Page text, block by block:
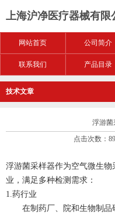
上海沪净医疗器械有限
网站首页 公司简介
联系我们 产品目录
技术文章
浮游菌
点击次数：
浮游菌采样器作为空气微生
业，满足多种检测需求：
1.药行业
在制药厂、院和生物制品